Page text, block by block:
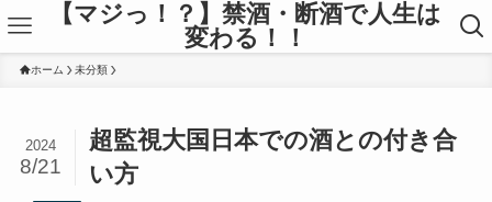
【マジっ！？】禁酒・断酒で人生は
変わる！！
ホーム 未分類
超監視大国日本での酒との付き合
い方
2024
8/21